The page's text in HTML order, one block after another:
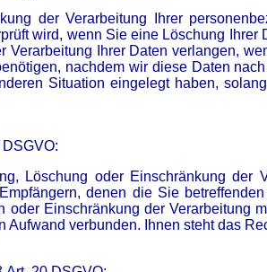
der Verarbeitung Ihrer
wird, wenn Sie eine Löschung
Verarbeitung Ihrer Daten verlangen,
nachdem wir diese Daten
Situation eingelegt haben,
Löschung oder Einschränkung der
denen die Sie
oder Einschränkung der Verarbeitung
verbunden. Ihnen steht das